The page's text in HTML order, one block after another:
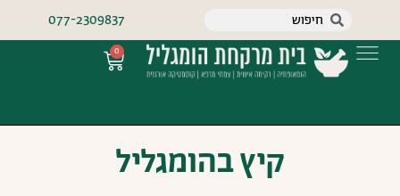
077-2309837
0
קיץ בהומגליל